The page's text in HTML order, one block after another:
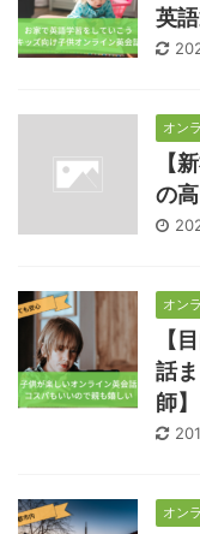
英
オン
【
の
オン
【
話
師】
オン